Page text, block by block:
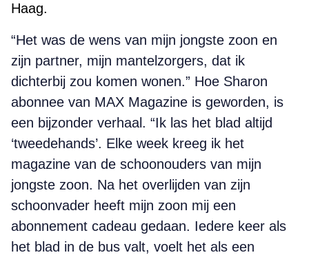
Haag.
“Het was de wens van mijn jongste zoon en
zijn partner, mijn mantelzorgers, dat ik
dichterbij zou komen wonen.” Hoe Sharon
abonnee van MAX Magazine is geworden, is
een bijzonder verhaal. “Ik las het blad altijd
‘tweedehands’. Elke week kreeg ik het
magazine van de schoonouders van mijn
jongste zoon. Na het overlijden van zijn
schoonvader heeft mijn zoon mij een
abonnement cadeau gedaan. Iedere keer als
het blad in de bus valt, voelt het als een